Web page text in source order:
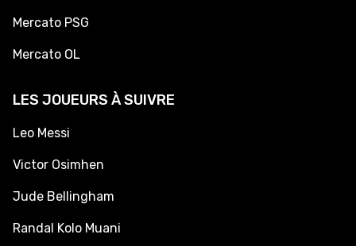
Mercato PSG
Mercato OL
LES JOUEURS À SUIVRE
Leo Messi
Victor Osimhen
Jude Bellingham
Randal Kolo Muani